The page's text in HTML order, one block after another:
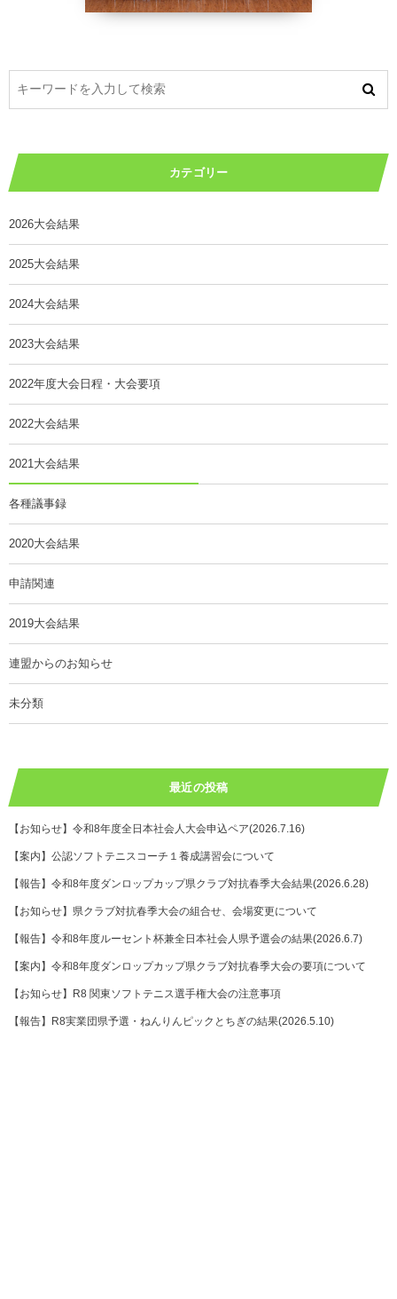
カテゴリー
2026大会結果
2025大会結果
2024大会結果
2023大会結果
2022年度大会日程・大会要項
2022大会結果
2021大会結果
各種議事録
2020大会結果
申請関連
2019大会結果
連盟からのお知らせ
未分類
最近の投稿
【お知らせ】令和8年度全日本社会人大会申込ペア(2026.7.16)
【案内】公認ソフトテニスコーチ１養成講習会について
【報告】令和8年度ダンロップカップ県クラブ対抗春季大会結果(2026.6.28)
【お知らせ】県クラブ対抗春季大会の組合せ、会場変更について
【報告】令和8年度ルーセント杯兼全日本社会人県予選会の結果(2026.6.7)
【案内】令和8年度ダンロップカップ県クラブ対抗春季大会の要項について
【お知らせ】R8 関東ソフトテニス選手権大会の注意事項
【報告】R8実業団県予選・ねんりんピックとちぎの結果(2026.5.10)